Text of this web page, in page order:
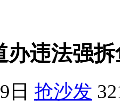
办违法强
日 抢沙发